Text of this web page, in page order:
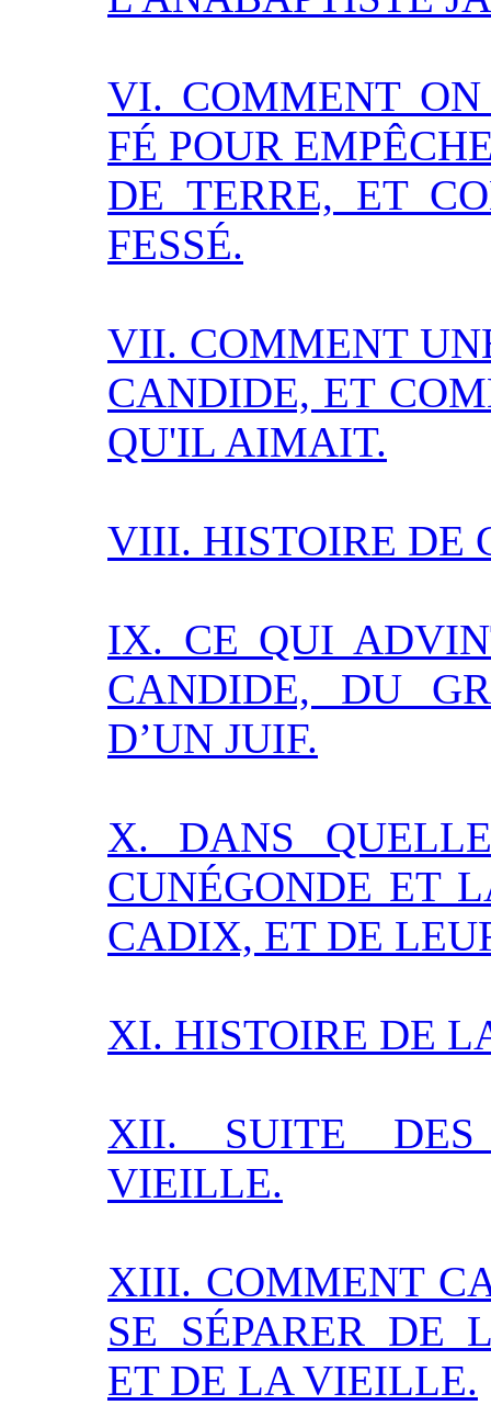
VI. COMMENT
FÉ POUR
DE TERRE, ET
FESSÉ.
VII. COMMENT
CANDIDE, ET
QU'IL AIMAIT.
VIII. HISTOIRE DE
IX. CE QUI
CANDIDE, DU
D’UN JUIF.
X. DANS
CUNÉGONDE ET
CADIX, ET DE
XI. HISTOIRE DE
XII. SUITE
VIEILLE.
XIII. COMMENT
SE SÉPARER DE
ET DE LA VIEILLE.